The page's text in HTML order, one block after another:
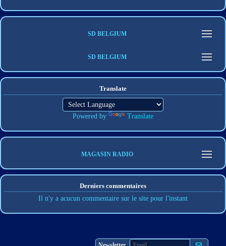
SD BELGIUM
SD BELGIUM
Translate
Powered by Translate
MAGASIN RADIO
Derniers commentaires
Il n'y a acucun commentaire sur le site pour l'instant